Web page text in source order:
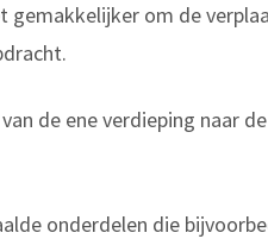
gemakkelijker om de
de ene verdieping naar
onderdelen die